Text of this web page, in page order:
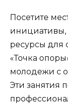
Посетите
инициативы,
ресурсы для
«Точка
молодежи с
Эти занятия